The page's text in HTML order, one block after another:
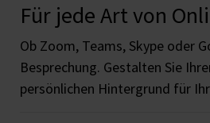
Für jede Art von
Ob Zoom, Teams, Skype oder
Besprechung. Gestalten Sie
persönlichen Hintergrund für